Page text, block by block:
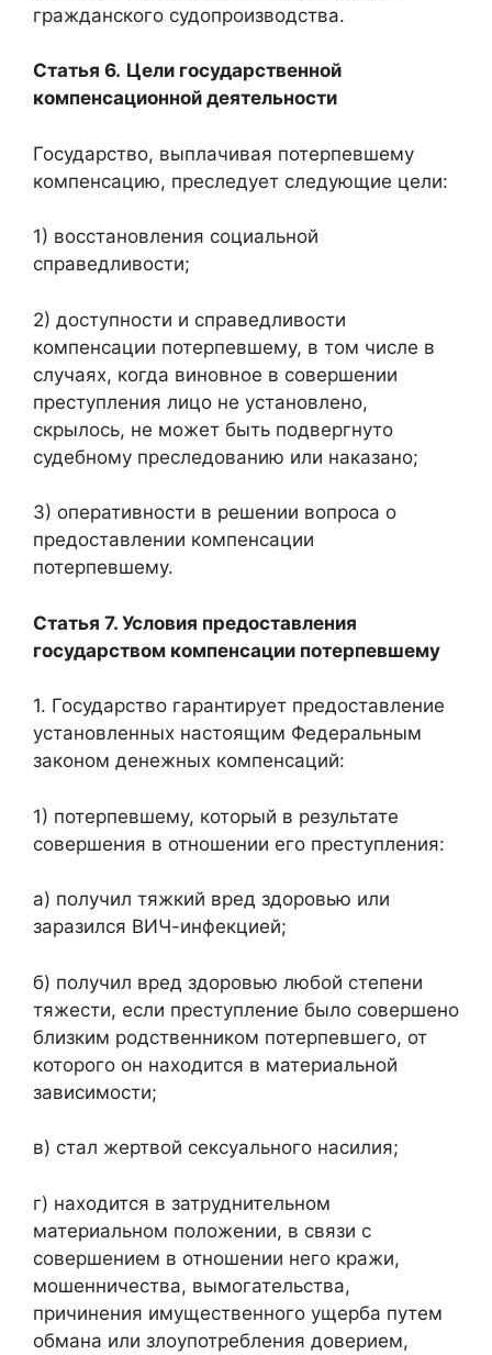
гражданского судопроизводства.
Статья 6. Цели государственной
компенсационной деятельности
Государство, выплачивая потерпевшему
компенсацию, преследует следующие цели:
1) восстановления социальной
справедливости;
2) доступности и справедливости
компенсации потерпевшему, в том числе в
случаях, когда виновное в совершении
преступления лицо не установлено,
скрылось, не может быть подвергнуто
судебному преследованию или наказано;
3) оперативности в решении вопроса о
предоставлении компенсации
потерпевшему.
Статья 7. Условия предоставления
государством компенсации потерпевшему
1. Государство гарантирует предоставление
установленных настоящим Федеральным
законом денежных компенсаций:
1) потерпевшему, который в результате
совершения в отношении его преступления:
а) получил тяжкий вред здоровью или
заразился ВИЧ-инфекцией;
б) получил вред здоровью любой степени
тяжести, если преступление было совершено
близким родственником потерпевшего, от
которого он находится в материальной
зависимости;
в) стал жертвой сексуального насилия;
г) находится в затруднительном
материальном положении, в связи с
совершением в отношении него кражи,
мошенничества, вымогательства,
причинения имущественного ущерба путем
обмана или злоупотребления доверием,